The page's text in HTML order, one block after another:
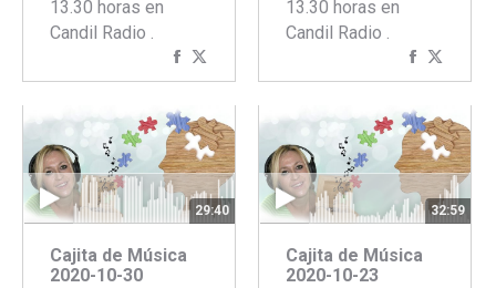
13.30 horas en
Candil Radio .
Compartir
con
Facebook
con
Twitter
13.30 horas en
Candil Radio .
Compartir
concon
29:40
Cajita de Música
2020-10-30
32:59
Cajita de Música
2020-10-23